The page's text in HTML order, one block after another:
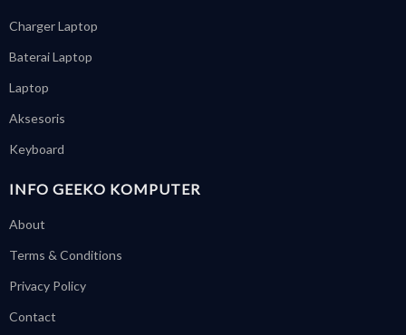
Charger Laptop
Baterai Laptop
Laptop
Aksesoris
Keyboard
INFO GEEKO KOMPUTER
About
Terms & Conditions
Privacy Policy
Contact